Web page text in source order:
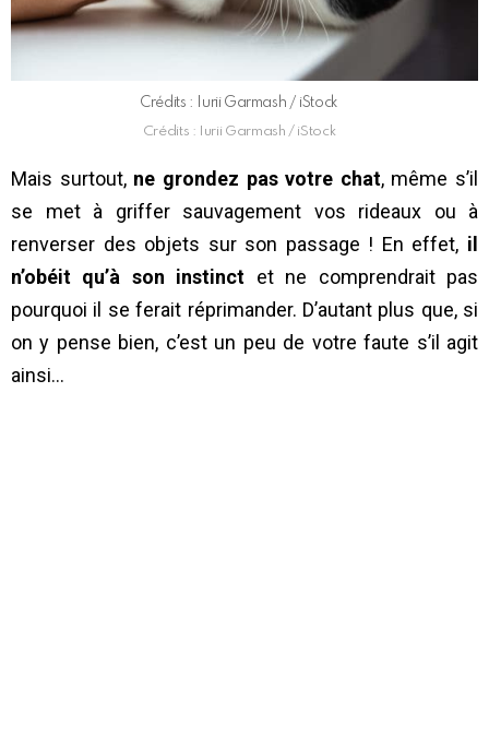
Crédits : Iurii Garmash / iStock
Crédits : Iurii Garmash / iStock
Mais surtout, ne grondez pas votre chat, même s’il
se met à griffer sauvagement vos rideaux ou à
renverser des objets sur son passage ! En effet, il
n’obéit qu’à son instinct et ne comprendrait pas
pourquoi il se ferait réprimander. D’autant plus que, si
on y pense bien, c’est un peu de votre faute s’il agit
ainsi…